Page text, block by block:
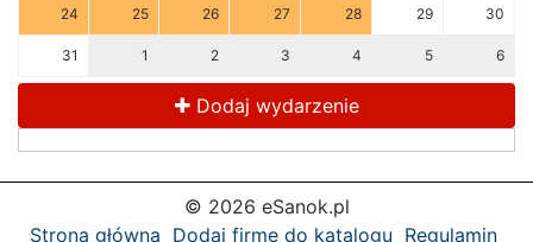
24 25 26 27 28 29 30
31 1 2 3 4 5 6
Dodaj wydarzenie
© 2026 eSanok.pl
Strona główna Dodaj firmę do katalogu Regulamin